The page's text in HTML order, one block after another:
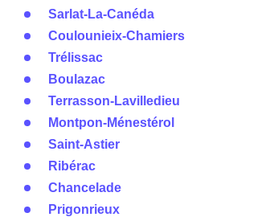
Sarlat-La-Canéda
Coulounieix-Chamiers
Trélissac
Boulazac
Terrasson-Lavilledieu
Montpon-Ménestérol
Saint-Astier
Ribérac
Chancelade
Prigonrieux